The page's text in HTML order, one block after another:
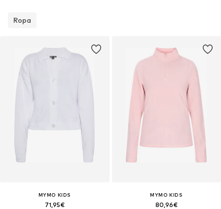
Ropa
MYMO KIDS
71,95€
MYMO KIDS
80,96€